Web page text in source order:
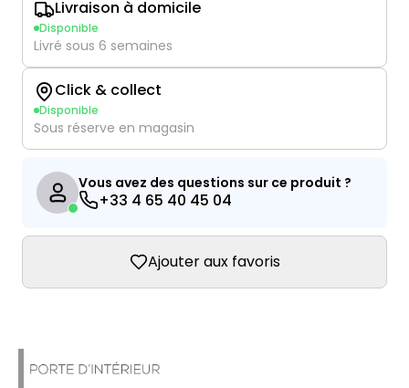
Livraison à domicile
Disponible
Livré sous 6 semaines
Click & collect
Disponible
Sous réserve en magasin
Vous avez des questions sur ce produit ?
+33 4 65 40 45 04
Ajouter aux favoris